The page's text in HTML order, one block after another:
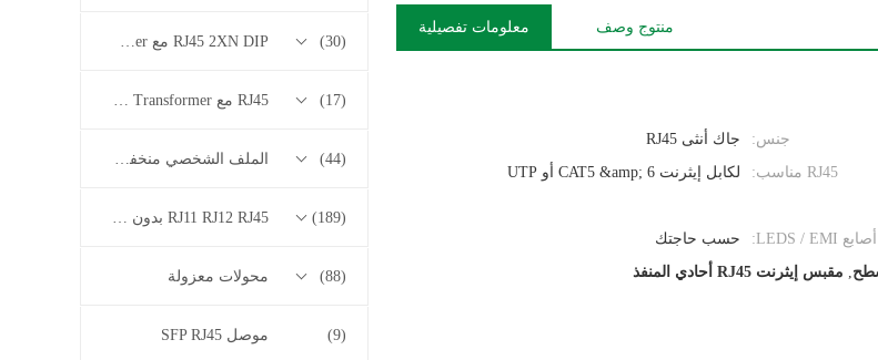
RJ45 2XN DIP مع 10/100/1000M Base-T Series Transformer (30)
RJ45 مع 2.5G / 5G / 10G Base-T Series Transformer (17)
الملف الشخصي منخفض RJ45 (44)
RJ11 RJ12 RJ45 بدون سلسلة المحولات (189)
محولات معزولة (88)
موصل SFP RJ45 (9)
معلومات تفصيلية منتوج وصف
جنس:
جاك أنثى RJ45
RJ45 مناسب: لكابل إيثرنت CAT5 &amp; 6 أو UTP
أصابع LEDS / EMI:
حسب حاجتك
, مقبس إيثرنت RJ45 أحادي المنفذ